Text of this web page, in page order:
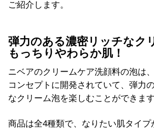
ご紹介します。
弾力のある濃密リッチなク
もっちりやわらか肌！
ニベアのクリームケア洗顔料の泡は
コンセプトに開発されていて、弾力
なクリーム泡を楽しむことができます
商品は全4種類で、なりたい肌タイプ